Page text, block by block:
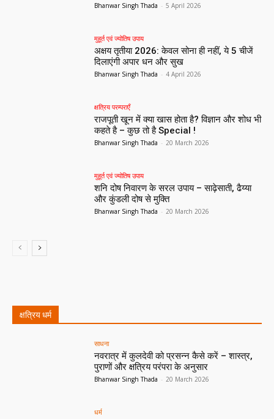
Bhanwar Singh Thada - 5 April 2026
मुहूर्त एवं ज्योतिष उपाय
अक्षय तृतीया 2026: केवल सोना ही नहीं, ये 5 चीजें
दिलाएंगी अपार धन और सुख
Bhanwar Singh Thada - 4 April 2026
क्षत्रिय परम्पराएँ
राजपूती खून में क्या खास होता है? विज्ञान और शोध भी
कहते है – कुछ तो है Special !
Bhanwar Singh Thada - 20 March 2026
मुहूर्त एवं ज्योतिष उपाय
शनि दोष निवारण के सरल उपाय – साढ़ेसाती, ढैय्या
और कुंडली दोष से मुक्ति
Bhanwar Singh Thada - 20 March 2026
क्षत्रिय धर्म
साधना
नवरात्र में कुलदेवी को प्रसन्न कैसे करें – शास्त्र,
पुराणों और क्षत्रिय परंपरा के अनुसार
Bhanwar Singh Thada - 20 March 2026
धर्म